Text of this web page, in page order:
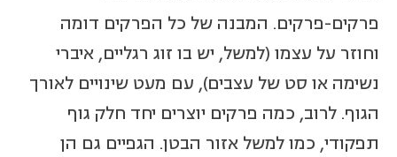
פרקים-פרקים. המבנה של כל הפרקים דומה
וחוזר על עצמו (למשל, יש בו זוג רגליים, איברי
נשימה או סט של עצבים), עם מעט שינויים לאורך
הגוף. לרוב, כמה פרקים יוצרים יחד חלק גוף
תפקודי, כמו למשל אזור הבטן. הגפיים גם הן